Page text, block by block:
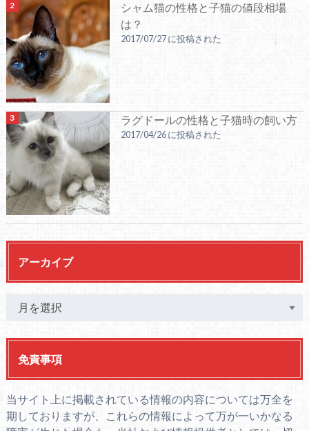
シャム猫の性格と子猫の値段相場
は？
2017/07/27 に投稿された
ラグドールの性格と子猫時の飼い方
2017/04/26 に投稿された
アーカイブ
免責事項
当サイト上に掲載されている情報の内容については万全を
期しておりますが、これらの情報によって万が一いかなる